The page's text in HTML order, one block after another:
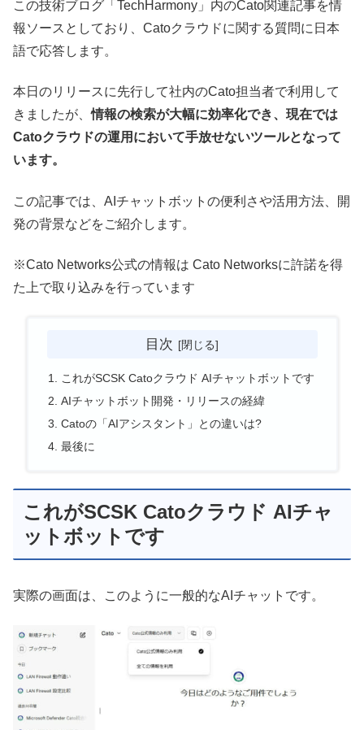
この技術ブログ「TechHarmony」内のCato関連記事を情
報ソースとしており、Catoクラウドに関する質問に日本
語で応答します。
本日のリリースに先行して社内のCato担当者で利用して
きましたが、情報の検索が大幅に効率化でき、現在では
Catoクラウドの運用において手放せないツールとなって
います。
この記事では、AIチャットボットの便利さや活用方法、開
発の背景などをご紹介します。
※Cato Networks公式の情報は Cato Networksに許諾を得
た上で取り込みを行っています
目次
これがSCSK Catoクラウド AIチャットボットです
AIチャットボット開発・リリースの経緯
Catoの「AIアシスタント」との違いは?
最後に
これがSCSK Catoクラウド AIチャ
ットボットです
実際の画面は、このように一般的なAIチャットです。